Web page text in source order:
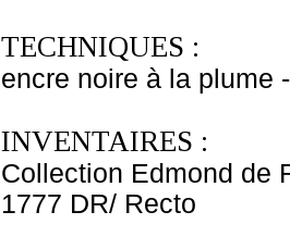
TECHNIQUES :
encre noire à la plume
INVENTAIRES :
Collection Edmond de
1777 DR/ Recto